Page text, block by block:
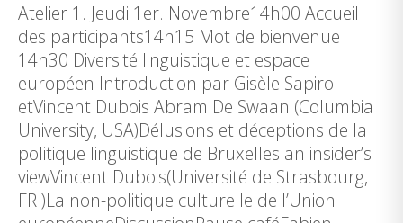
Atelier 1. Jeudi 1er. Novembre14h00 Accueil
des participants14h15 Mot de bienvenue
14h30 Diversité linguistique et espace
européen Introduction par Gisèle Sapiro
etVincent Dubois Abram De Swaan (Columbia
University, USA)Délusions et déceptions de la
politique linguistique de Bruxelles an insider’s
viewVincent Dubois(Université de Strasbourg,
FR )La non-politique culturelle de l’Union